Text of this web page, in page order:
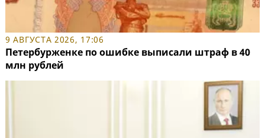
9 АВГУСТА 2026, 17:06
Петербурженке по ошибке выписали штраф в 40
млн рублей